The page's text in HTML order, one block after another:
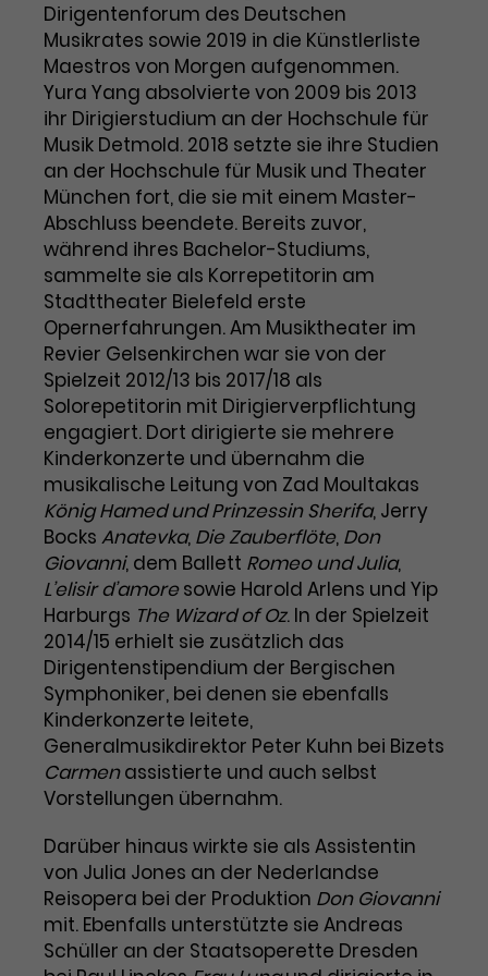
Benutzer*in wiedererkannt werden,
und es wird Zugang zu
geschützten Bereichen gewährt.
Name cookie_optin
Anbieter TYPO3
Laufzeit 1 Monat
Zweck
Enthält die gewählten Tracking-
Optin-Einstellungen.
Laufzeit 2 Jahre
Zweck
Dieses Cookie wird von Google
Analytics installiert. Das Cookie
wird verwendet, um
Besucher*innen-, Sitzungs- und
Kampagnendaten zu berechnen
und die Nutzung der Website für
den Analysebericht der Website zu
verfolgen. Die Cookies speichern
Informationen anonym und weisen
eine zufallsgenerierte Nummer zu,
um Besuche zu erkennen.
Name _gid
Anbieter Google Analytics
Laufzeit 1 Tag
Zweck
Dieses Cookie wird von Google
Analytics installiert. Das Cookie
wird verwendet, um Informationen
darüber zu speichern, wie
Besucher*innen eine Website
nutzen, und hilft bei der Erstellung
eines Analyseberichts über die
Performance der Website. Die
erhobenen Daten umfassen in
anonymisierter Form die Anzahl
der Besuche, die Quelle, aus der sie
stammen, und die besuchten
Seiten.
Name _gat_UA-63561367-1
Marketing
Diese Gruppe beinhaltet alle Scripte, die es uns
ermöglichen die Leistung unserer
Werbekampagnen zu analysieren und
Conversions zu messen. Außerdem helfen sie
uns dabei Werbeanzeigen und Inhalte besser auf
die Interessen unserer Nutzer abzustimmen.
Name
_gcl_au
Anbieter Google Ads
Laufzeit 3 Monate
Zweck
Wird von Google verwendet, um
die Effizienz von Werbeanzeigen zu
messen und Conversions zu
speichern. Dieses Cookie hilft dabei
nachzuvollziehen, ob Nutzer über
Google-Anzeigen auf unsere
Website gelangt sind.
Name _gcl_aw
Anbieter Google Ads
Laufzeit 3 Monate
Dieses Cookie speichert
Informationen zu Werbeklicks und
dient der Zuordnung von
Conversions zu Google Ads-
Kampagnen.
Name _gcl_dc
Anbieter Google / DoubleClick
Cookie-Informationen
Dirigentenforum des Deutschen
Musikrates sowie 2019 in die Künstlerliste
Maestros von Morgen aufgenommen.
Yura Yang absolvierte von 2009 bis 2013
ihr Dirigierstudium an der Hochschule für
Musik Detmold. 2018 setzte sie ihre Studien
an der Hochschule für Musik und Theater
München fort, die sie mit einem Master-
Abschluss beendete. Bereits zuvor,
während ihres Bachelor-Studiums,
sammelte sie als Korrepetitorin am
Stadttheater Bielefeld erste
Opernerfahrungen. Am Musiktheater im
Revier Gelsenkirchen war sie von der
Spielzeit 2012/13 bis 2017/18 als
Solorepetitorin mit Dirigierverpflichtung
engagiert. Dort dirigierte sie mehrere
Kinderkonzerte und übernahm die
musikalische Leitung von Zad Moultakas
König Hamed und Prinzessin Sherifa, Jerry
Bocks Anatevka, Die Zauberflöte, Don
Giovanni, dem Ballett Romeo und Julia,
L’elisir d’amoresowie Harold Arlens und Yip
Harburgs The Wizard of Oz. In der Spielzeit
2014/15 erhielt sie zusätzlich das
Dirigentenstipendium der Bergischen
Symphoniker, bei denen sie ebenfalls
Kinderkonzerte leitete,
Generalmusikdirektor Peter Kuhn bei Bizets
Carmenassistierte und auch selbst
Vorstellungen übernahm.
Darüber hinaus wirkte sie als Assistentin
von Julia Jones an der Nederlandse
Reisopera bei der Produktion Don Giovanni
mit. Ebenfalls unterstützte sie Andreas
Schüller an der Staatsoperette Dresden